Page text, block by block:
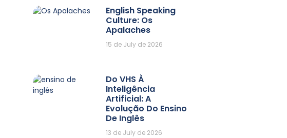
English Speaking
Culture: Os
Apalaches
15 de July de 2026
Do VHS À
Inteligência
Artificial: A
Evolução Do Ensino
De Inglês
13 de July de 2026